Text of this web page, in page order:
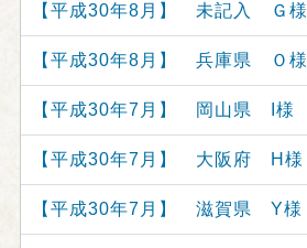
【平成30年8月】 未記入 Ｇ様
【平成30年8月】 兵庫県 Ｏ様
【平成30年7月】 岡山県 I様
【平成30年7月】 大阪府 H様
【平成30年7月】 滋賀県 Y様